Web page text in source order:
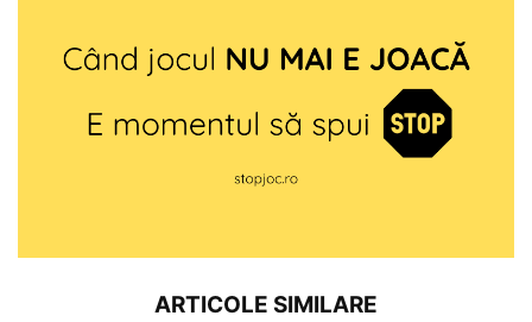
ARTICOLE SIMILARE